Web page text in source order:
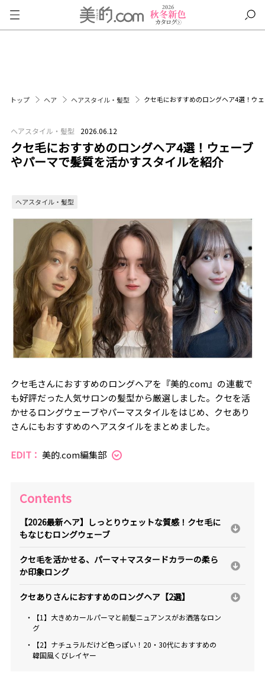
トップ ヘア ヘアスタイル・髪型 クセ毛におすすめのロングヘア4選！ウ
ヘアスタイル・髪型 2026.06.12
クセ毛におすすめのロングヘア4選！ウェーブ
やパーマで髪質を活かすスタイルを紹介
ヘアスタイル・髪型
クセ毛さんにおすすめのロングヘアを『美的.com』の連載で
も好評だった人気サロンの髪型から厳選しました。クセを活
かせるロングウェーブやパーマスタイルをはじめ、クセあり
さんにもおすすめのヘアスタイルをまとめました。
EDIT： 美的.com編集部
Contents
【2026最新ヘア】しっとりウェットな質感！クセ毛に
もなじむロングウェーブ
クセ毛を活かせる、パーマ＋マスタードカラーの柔ら
か印象ロング
クセありさんにおすすめのロングヘア【2選】
・【1】大きめカールパーマと前髪ニュアンスがお洒落なロン
グ
・【2】ナチュラルだけど色っぽい！20・30代におすすめの
韓国風くびレイヤー